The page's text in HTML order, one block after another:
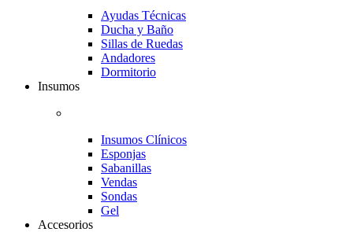
Ayudas Técnicas
Ducha y Baño
Sillas de Ruedas
Andadores
Dormitorio
Insumos
Insumos Clínicos
Esponjas
Sabanillas
Vendas
Sondas
Gel
Accesorios